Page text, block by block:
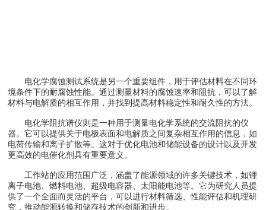
电化学腐蚀测试系统是另一个重要组件，用于评估材料在不同环
境条件下的耐腐蚀性能。通过测量材料的腐蚀速率和阻抗，可以了解
材料与电解质的相互作用，并找到提高材料稳定性和耐久性的方法。
电化学阻抗谱仪则是一种用于测量电化学系统的交流阻抗的仪
器。它可以提供关于电极表面和电解质之间复杂相互作用的信息，如
电荷传输和离子扩散等。这对于优化电池和储能设备的设计以及开发
更高效的电催化剂具有重要意义。
工作站的应用范围广泛，涵盖了能源领域的许多关键技术，如锂
离子电池、燃料电池、超级电容器、太阳能电池等。它为研究人员提
供了一个全面而灵活的平台，可以进行材料筛选、性能评估和机理研
究，推动能源转换和储存技术的创新和进步。